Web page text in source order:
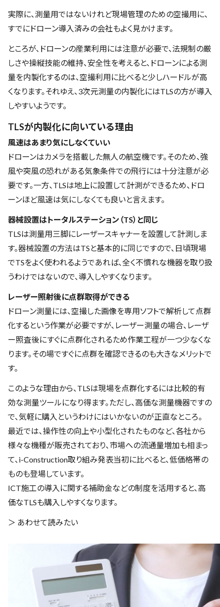
実際に、測量用ではないけれど現場管理のための空撮用に、
すでにドローン導入済みの会社もよく見かけます。
ところが、ドローンの産業利用には注意が必要で、法規制の厳
しさや操縦技能の維持、安全性を考えると、ドローンによる測
量を内製化するのは、空撮利用に比べると少しハードルが高
くなります。それゆえ、3次元測量の内製化にはTLSの方が導入
しやすいようです。
TLSが内製化に向いている理由
風速はあまり気にしなくていい
ドローンはカメラを搭載した無人の航空機です。そのため、強
風や突風の恐れがある気象条件での飛行には十分注意が必
要です。一方、TLSは地上に設置して計測ができるため、ドロ
ーンほど風速は気にしなくても良いと言えます。
器械設置はトータルステーション（TS）と同じ
TLSは測量用三脚にレーザースキャナーを設置して計測しま
す。器械設置の方法はTSと基本的に同じですので、日頃現場
でTSをよく使われるようであれば、全く不慣れな機器を取り扱
うわけではないので、導入しやすくなります。
レーザー照射後に点群取得ができる
ドローン測量には、空撮した画像を専用ソフトで解析して点群
化するという作業が必要ですが、レーザー測量の場合、レーザ
ー照査後にすぐに点群化されるため作業工程が一つ少なくな
ります。その場ですぐに点群を確認できるのも大きなメリットで
す。
このような理由から、TLSは現場を点群化するには比較的有
効な測量ツールになり得ます。ただし、高価な測量機器ですの
で、気軽に購入というわけにはいかないのが正直なところ。
最近では、操作性の向上や小型化されたものなど、各社から
様々な機種が販売されており、市場への流通量増加も相まっ
て、i-Construction取り組み発表当初に比べると、低価格帯の
ものも登場しています。
ICT施工の導入に関する補助金などの制度を活用すると、高
価なTLSも購入しやすくなります。
＞ あわせて読みたい